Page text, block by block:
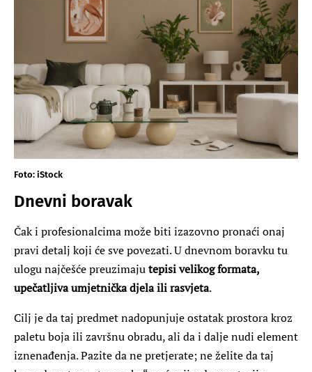
Foto: iStock
Dnevni boravak
Čak i profesionalcima može biti izazovno pronaći onaj
pravi detalj koji će sve povezati. U dnevnom boravku tu
ulogu najčešće preuzimajutepisi velikog formata,
upečatljiva umjetnička djela ili rasvjeta.
Cilj je da taj predmet nadopunjuje ostatak prostora kroz
paletu boja ili završnu obradu, ali da i dalje nudi element
iznenađenja. Pazite da ne pretjerate; ne želite da taj